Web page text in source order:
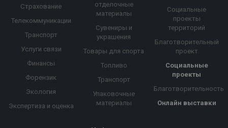
Страхование
Телекоммуникации
Транспорт
Услуги связи
Финансы
Форензик
Экология
Экспертиза и оценка
отделочные
материалы
Сувениры и
украшения
Товары для спорта
Топливо
Транспорт
Упаковочные
материалы
Социальные
проекты
территорий
Благотворительный
проект
Социальные
проекты
Благотворительность
Онлайн выставки